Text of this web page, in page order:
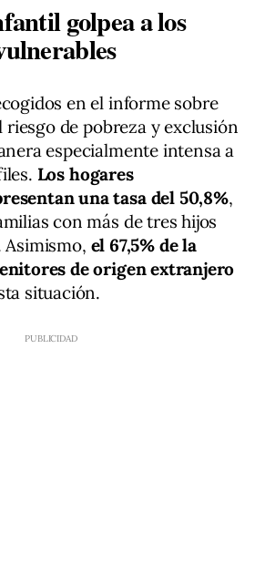
golpea a los
en el informe sobre
de pobreza y exclusión
especialmente intensa a
Los hogares
una tasa del 50,8%,
con más de tres hijos
Asimismo, el 67,5% de la
de origen extranjero
situación.